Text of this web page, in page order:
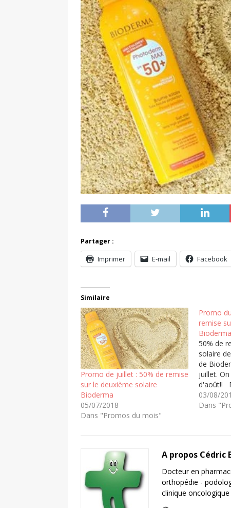
Partager :
Imprimer E-mail Facebook
Similaire
Promo de juillet : 50% de remise
sur le deuxième solaire
Bioderma
05/07/2018
Dans "Promos du mois"
Promo
remise
50% de
solaire
de
juillet.
d'août!!
soleil En
de peau,
03/08/
Dans
A propos Cédric
Docteur en
orthopédie -
clinique oncologique